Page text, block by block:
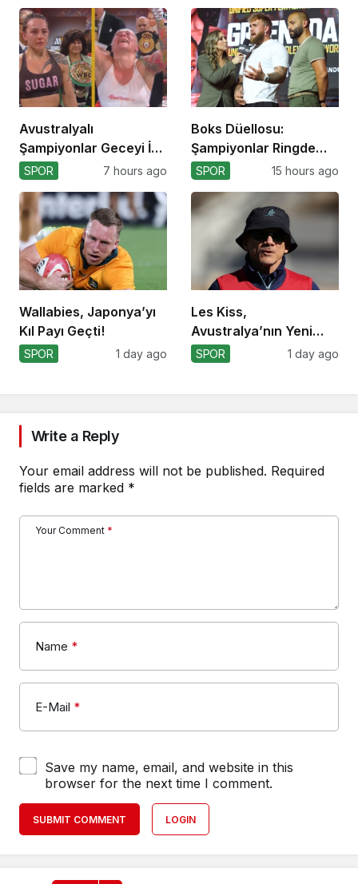
Avustralyalı
Şampiyonlar Geceyi İki
Yenilgiyle Kapadı
SPOR 7 hours ago
Boks Düellosu:
Şampiyonlar Ringde
Kapışacak!
SPOR 15 hours ago
Wallabies, Japonya’yı
Kıl Payı Geçti!
SPOR 1 day ago
Les Kiss,
Avustralya’nın Yeni
Koçu Olarak Debüt
SPOR 1 day ago
Write a Reply
Your email address will not be published. Required
fields are marked *
Your Comment *
Name *
E-Mail *
Save my name, email, and website in this
browser for the next time I comment.
SUBMIT COMMENT LOGIN